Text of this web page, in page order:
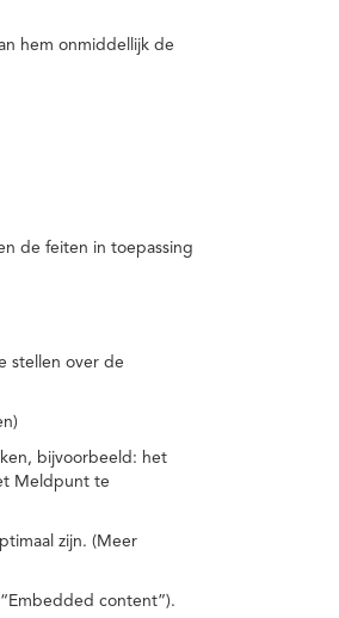
hem onmiddellijk de
de feiten in toepassing
stellen over de
bijvoorbeeld: het
Meldpunt te
zijn. (Meer
content”).